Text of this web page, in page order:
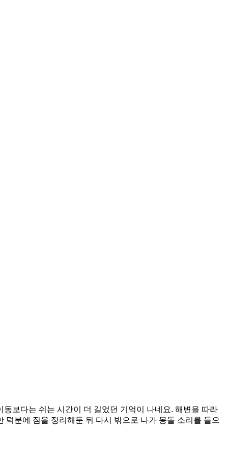
보다는 쉬는 시간이 더 길었던 기억이 나네요. 해변을 따라
분에 짐을 정리해둔 뒤 다시 밖으로 나가 몽돌 소리를 들으